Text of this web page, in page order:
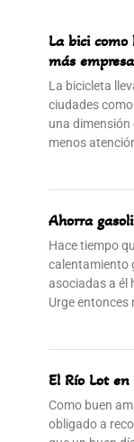
La bici
más
La bicicleta
ciudades
una dimensión
menos
Ahorra
Hace tiempo
calentamiento
asociadas a él
Urge
El Río Lot
Como buen
obligado a